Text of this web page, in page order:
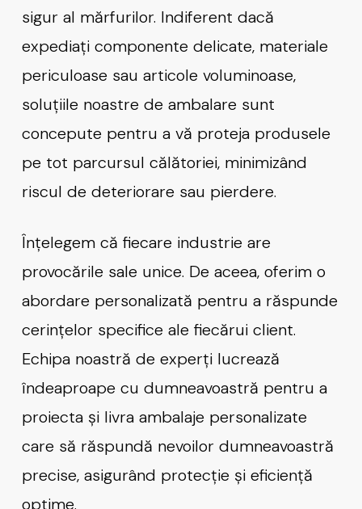
sigur al mărfurilor. Indiferent dacă
expediați componente delicate, materiale
periculoase sau articole voluminoase,
soluțiile noastre de ambalare sunt
concepute pentru a vă proteja produsele
pe tot parcursul călătoriei, minimizând
riscul de deteriorare sau pierdere.
Înțelegem că fiecare industrie are
provocările sale unice. De aceea, oferim o
abordare personalizată pentru a răspunde
cerințelor specifice ale fiecărui client.
Echipa noastră de experți lucrează
îndeaproape cu dumneavoastră pentru a
proiecta și livra ambalaje personalizate
care să răspundă nevoilor dumneavoastră
precise, asigurând protecție și eficiență
optime.